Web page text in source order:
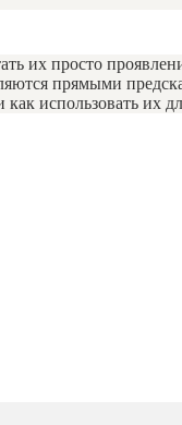
их просто
прямыми
использовать их